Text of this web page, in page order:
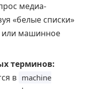
медиа-
«белые списки»
или машинное
терминов:
в machine